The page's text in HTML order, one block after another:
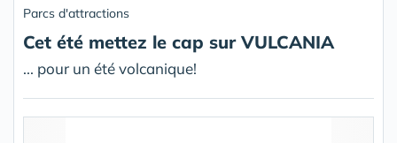
Parcs d'attractions
Cet été mettez le cap sur VULCANIA
... pour un été volcanique!